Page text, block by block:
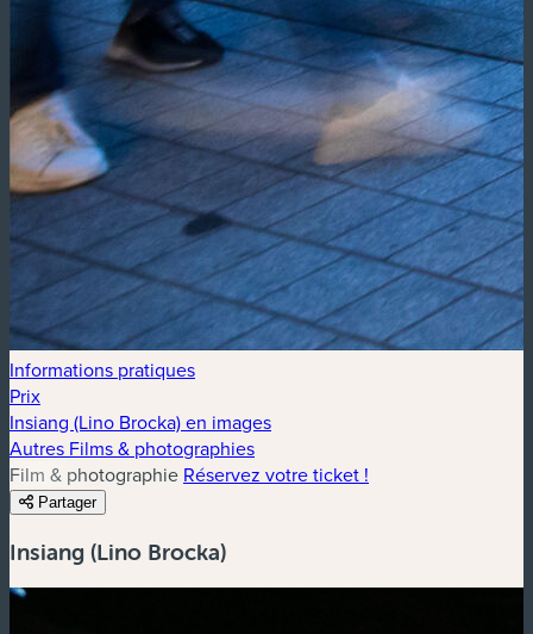
Informations pratiques
Prix
Insiang (Lino Brocka) en images
Autres Films & photographies
Film & photographie Réservez votre ticket !
Partager
Insiang (Lino Brocka)